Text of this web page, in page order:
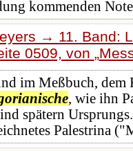
kommenden
→ 11. Band:
0509, von
im Meßbuch,
, wie ihn
spätern
Palestrina